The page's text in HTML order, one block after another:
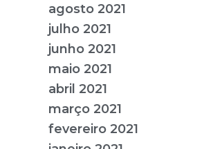
agosto 2021
julho 2021
junho 2021
maio 2021
abril 2021
março 2021
fevereiro 2021